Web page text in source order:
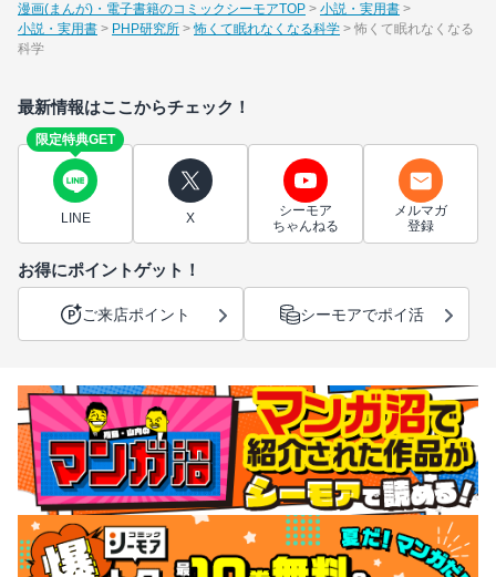
漫画(まんが)・電子書籍のコミックシーモアTOP
小説・実用書
小説・実用書
PHP研究所 怖くて眠れなくなる科学
怖くて眠れなくなる
科学
最新情報はここからチェック！
限定特典GET
LINE X
シーモア
ちゃんねる
メルマガ
登録
お得にポイントゲット！
ご来店ポイント シーモアでポイ活